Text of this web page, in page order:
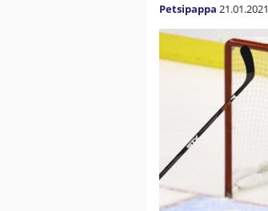
Petsipappa 21.01.2021